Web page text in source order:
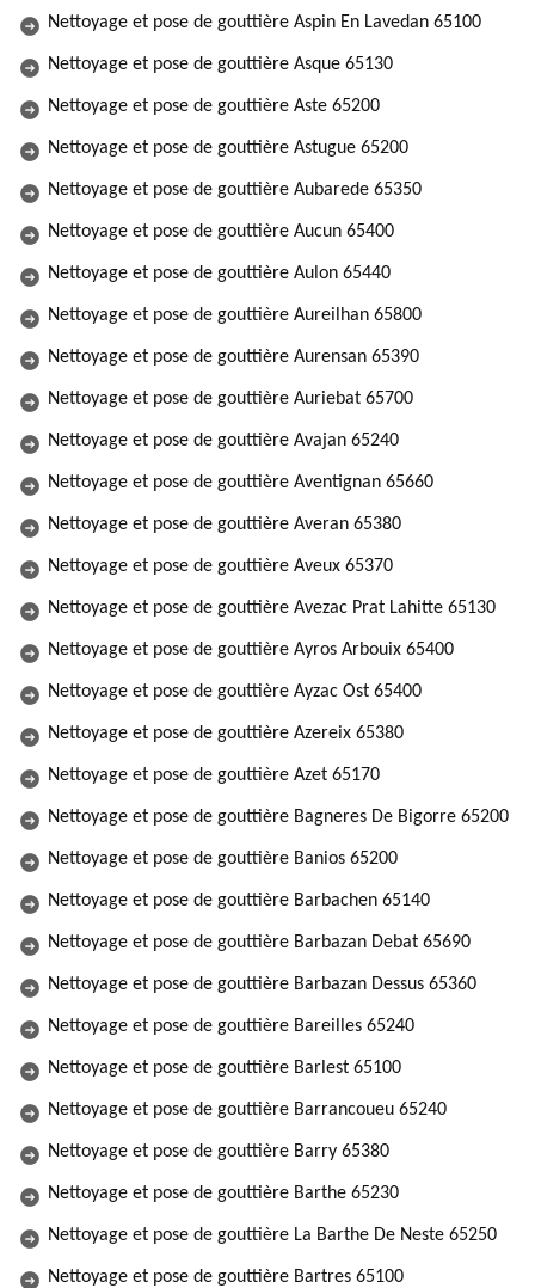
Nettoyage et pose de gouttière Aspin En Lavedan 65100
Nettoyage et pose de gouttière Asque 65130
Nettoyage et pose de gouttière Aste 65200
Nettoyage et pose de gouttière Astugue 65200
Nettoyage et pose de gouttière Aubarede 65350
Nettoyage et pose de gouttière Aucun 65400
Nettoyage et pose de gouttière Aulon 65440
Nettoyage et pose de gouttière Aureilhan 65800
Nettoyage et pose de gouttière Aurensan 65390
Nettoyage et pose de gouttière Auriebat 65700
Nettoyage et pose de gouttière Avajan 65240
Nettoyage et pose de gouttière Aventignan 65660
Nettoyage et pose de gouttière Averan 65380
Nettoyage et pose de gouttière Aveux 65370
Nettoyage et pose de gouttière Avezac Prat Lahitte 65130
Nettoyage et pose de gouttière Ayros Arbouix 65400
Nettoyage et pose de gouttière Ayzac Ost 65400
Nettoyage et pose de gouttière Azereix 65380
Nettoyage et pose de gouttière Azet 65170
Nettoyage et pose de gouttière Bagneres De Bigorre 65200
Nettoyage et pose de gouttière Banios 65200
Nettoyage et pose de gouttière Barbachen 65140
Nettoyage et pose de gouttière Barbazan Debat 65690
Nettoyage et pose de gouttière Barbazan Dessus 65360
Nettoyage et pose de gouttière Bareilles 65240
Nettoyage et pose de gouttière Barlest 65100
Nettoyage et pose de gouttière Barrancoueu 65240
Nettoyage et pose de gouttière Barry 65380
Nettoyage et pose de gouttière Barthe 65230
Nettoyage et pose de gouttière La Barthe De Neste 65250
Nettoyage et pose de gouttière Bartres 65100